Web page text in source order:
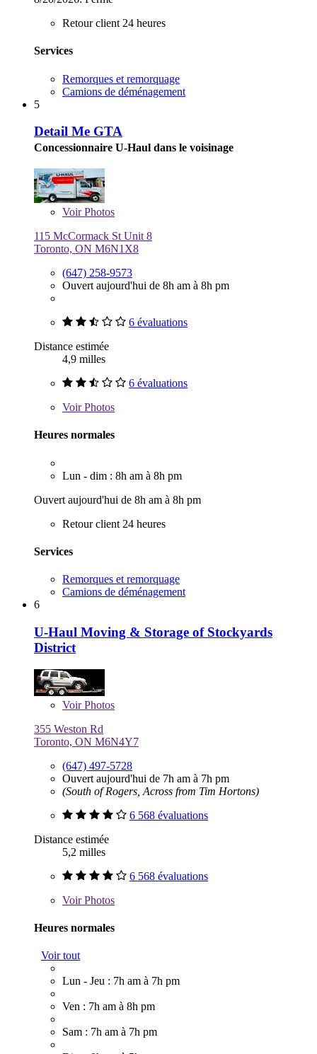
Retour client 24 heures
Services
Remorques et remorquage
Camions de déménagement
5
Detail Me GTA
Concessionnaire U-Haul dans le voisinage
VoirPhotos
115 McCormack St Unit 8
Toronto, ON M6N1X8
(647) 258-9573
Ouvert aujourd'hui de 8h am à 8h pm
6 évaluations
Distance estimée
4,9 milles
6 évaluations
VoirPhotos
Heures normales
Lun - dim : 8h am à 8h pm
Ouvert aujourd'hui de 8h am à 8h pm
Retour client 24 heures
Services
Remorques et remorquage
Camions de déménagement
6
U-Haul Moving & Storage of Stockyards
District
VoirPhotos
355 Weston Rd
Toronto, ON M6N4Y7
(647) 497-5728
Ouvert aujourd'hui de 7h am à 7h pm
(South of Rogers, Across from Tim Hortons)
6 568 évaluations
Distance estimée
5,2 milles
6 568 évaluations
VoirPhotos
Heures normales
Voir tout
Lun - Jeu : 7h am à 7h pm
Ven : 7h am à 8h pm
Sam : 7h am à 7h pm